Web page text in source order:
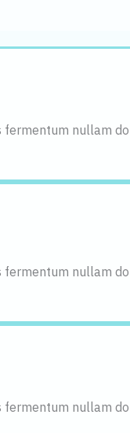
fermentum nullam
fermentum nullam
fermentum nullam